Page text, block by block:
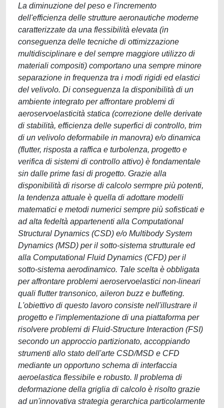
La diminuzione del peso e l'incremento
dell'efficienza delle strutture aeronautiche moderne
caratterizzate da una flessibilità elevata (in
conseguenza delle tecniche di ottimizzazione
multidisciplinare e del sempre maggiore utilizzo di
materiali compositi) comportano una sempre minore
separazione in frequenza tra i modi rigidi ed elastici
del velivolo. Di conseguenza la disponibilità di un
ambiente integrato per affrontare problemi di
aeroservoelasticità statica (correzione delle derivate
di stabilità, efficienza delle superfici di controllo, trim
di un velivolo deformabile in manovra) e/o dinamica
(flutter, risposta a raffica e turbolenza, progetto e
verifica di sistemi di controllo attivo) è fondamentale
sin dalle prime fasi di progetto. Grazie alla
disponibilità di risorse di calcolo sermpre più potenti,
la tendenza attuale è quella di adottare modelli
matematici e metodi numerici sempre più sofisticati e
ad alta fedeltà appartenenti alla Computational
Structural Dynamics (CSD) e/o Multibody System
Dynamics (MSD) per il sotto-sistema strutturale ed
alla Computational Fluid Dynamics (CFD) per il
sotto-sistema aerodinamico. Tale scelta è obbligata
per affrontare problemi aeroservoelastici non-lineari
quali flutter transonico, aileron buzz e buffeting.
L'obiettivo di questo lavoro consiste nell'illustrare il
progetto e l'implementazione di una piattaforma per
risolvere problemi di Fluid-Structure Interaction (FSI)
secondo un approccio partizionato, accoppiando
strumenti allo stato dell'arte CSD/MSD e CFD
mediante un opportuno schema di interfaccia
aeroelastica flessibile e robusto. Il problema di
deformazione della griglia di calcolo è risolto grazie
ad un'innovativa strategia gerarchica particolarmente